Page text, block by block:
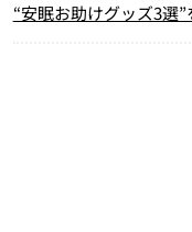
“安眠お助けグッズ3選